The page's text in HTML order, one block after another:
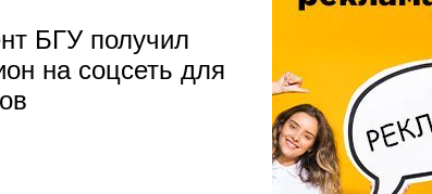
БГУ получил
на соцсеть для